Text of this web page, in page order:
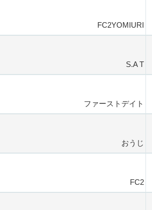
FC2YOMIURI
S.A T
ファーストデイト
おうじ
FC2